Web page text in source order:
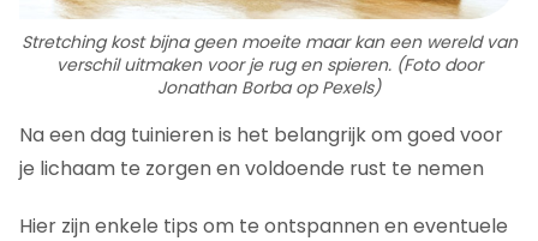
Stretching kost bijna geen moeite maar kan een wereld van
verschil uitmaken voor je rug en spieren. (Foto door
Jonathan Borba op Pexels)
Na een dag tuinieren is het belangrijk om goed voor
je lichaam te zorgen en voldoende rust te nemen
Hier zijn enkele tips om te ontspannen en eventuele